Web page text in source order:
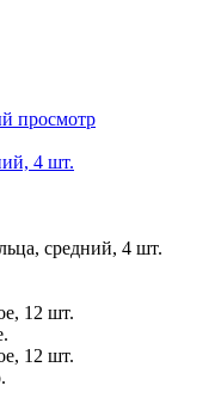
просмотр
4 шт.
средний, 4 шт.
12 шт.
12 шт.